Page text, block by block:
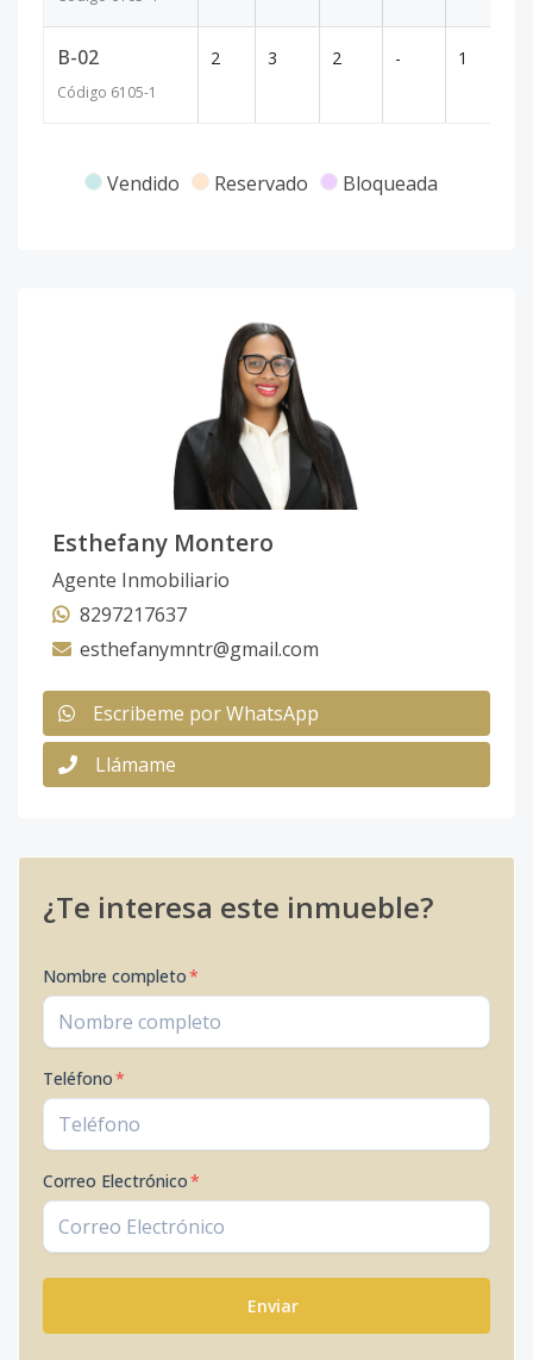
B-02
Código 6105-1
2 3 2 - 1
Vendido Reservado Bloqueada
Esthefany Montero
Agente Inmobiliario
8297217637
esthefanymntr@gmail.com
Escribeme por WhatsApp
Llámame
¿Te interesa este inmueble?
Nombre completo*
Teléfono*
Correo Electrónico*
Enviar